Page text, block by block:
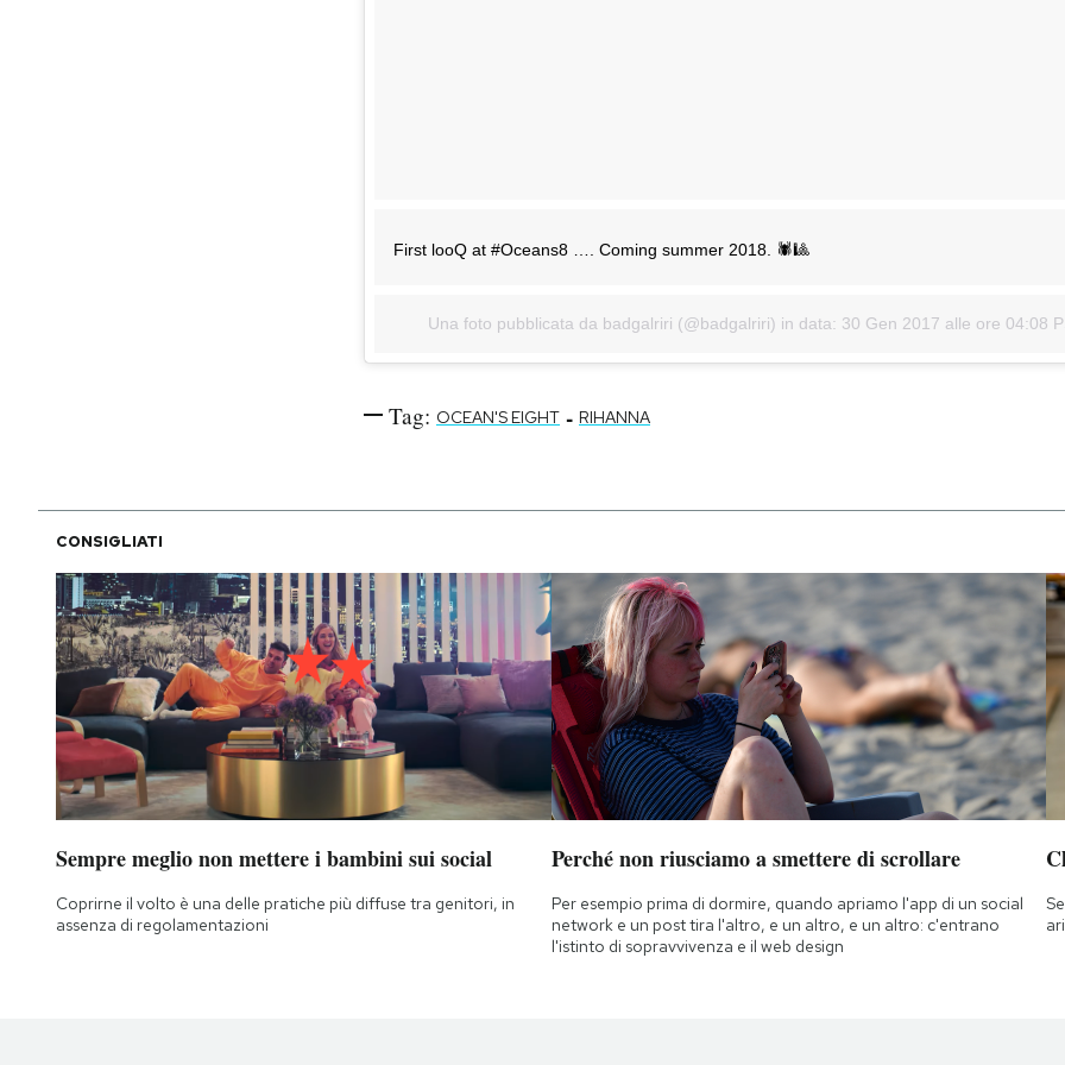
First looQ at #Oceans8 …. Coming summer 2018. 🕷🎱
Una foto pubblicata da badgalriri (@badgalriri) in data: 30 Gen 2017 alle ore 04:08
Tag: OCEAN'S EIGHT - RIHANNA
CONSIGLIATI
Sempre meglio non mettere i bambini sui social
Coprirne il volto è una delle pratiche più diffuse tra genitori, in
assenza di regolamentazioni
Perché non riusciamo a smettere di scrollare
Per esempio prima di dormire, quando apriamo l'app di un social
network e un post tira l'altro, e un altro, e un altro: c'entrano
l'istinto di sopravvivenza e il web design